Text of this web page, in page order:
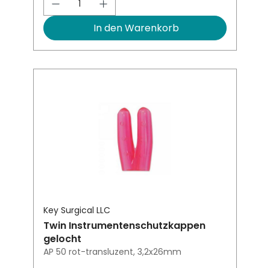
In den Warenkorb
Key Surgical LLC
Twin Instrumentenschutzkappen
gelocht
AP 50 rot-transluzent, 3,2x26mm